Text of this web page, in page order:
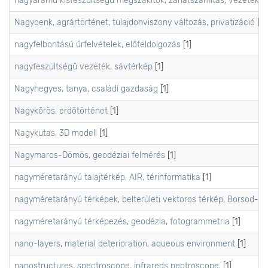
Nagycenk, agrártörténet, tulajdonviszony változás, privatizáció
nagyfelbontású űrfelvételek, előfeldolgozás [1]
nagyfeszültségű vezeték, sávtérkép [1]
Nagyhegyes, tanya, családi gazdaság [1]
Nagykőrös, erdőtörténet [1]
Nagykutas, 3D modell [1]
Nagymaros-Dömös, geodéziai felmérés [1]
nagyméretarányú talajtérkép, AIR, térinformatika [1]
nagyméretarányú térképek, belterületi vektoros térkép, Borsod-
nagyméretarányú térképezés, geodézia, fotogrammetria [1]
nano-layers, material deterioration, aqueous environment [1]
nanostructures, spectroscope, infrareds pectroscope, [1]